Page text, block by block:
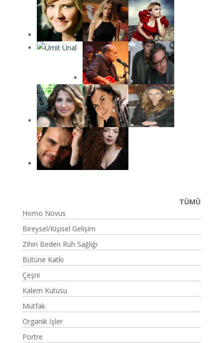
TÜMÜ
Homo Novus
Bireysel/Kişisel Gelişim
Zihin Beden Ruh Sağlığı
Bütüne Katkı
Çeşni
Kalem Kutusu
Mutfak
Organik İşler
Portre